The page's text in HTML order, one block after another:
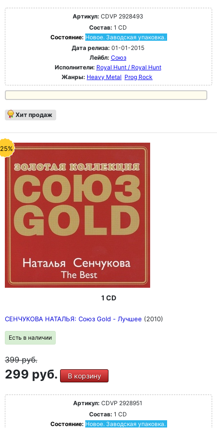
Артикул: CDVP 2928493
Состав: 1 CD
Состояние: Новое. Заводская упаковка.
Дата релиза: 01-01-2015
Лейбл: Союз
Исполнители: Royal Hunt / Royal Hunt
Жанры: Heavy Metal Prog Rock
Хит продаж
1 CD
СЕНЧУКОВА НАТАЛЬЯ: Союз Gold - Лучшее (2010)
Есть в наличии
399руб.
299 руб. В корзину
Артикул: CDVP 2928951
Состав: 1 CD
Состояние: Новое. Заводская упаковка.